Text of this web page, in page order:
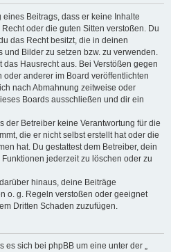
Beitrags, dass er keine Inhalte
oder die guten Sitten verstoßen. Du
das Recht besitzt, die in deinen
Bilder zu setzen bzw. zu verwenden.
das Hausrecht aus. Bei Verstößen gegen
anderer im Board veröffentlichten
nach Abmahnung zeitweise oder
Boards ausschließen und dir ein
der Betreiber keine Verantwortung für die
die er nicht selbst erstellt hat oder die
hat. Du gestattest dem Betreiber, dein
jederzeit zu löschen oder zu
hinaus, deine Beiträge
o. g. Regeln verstoßen oder geeignet
Dritten Schaden zuzufügen.
es sich bei phpBB um eine unter der „